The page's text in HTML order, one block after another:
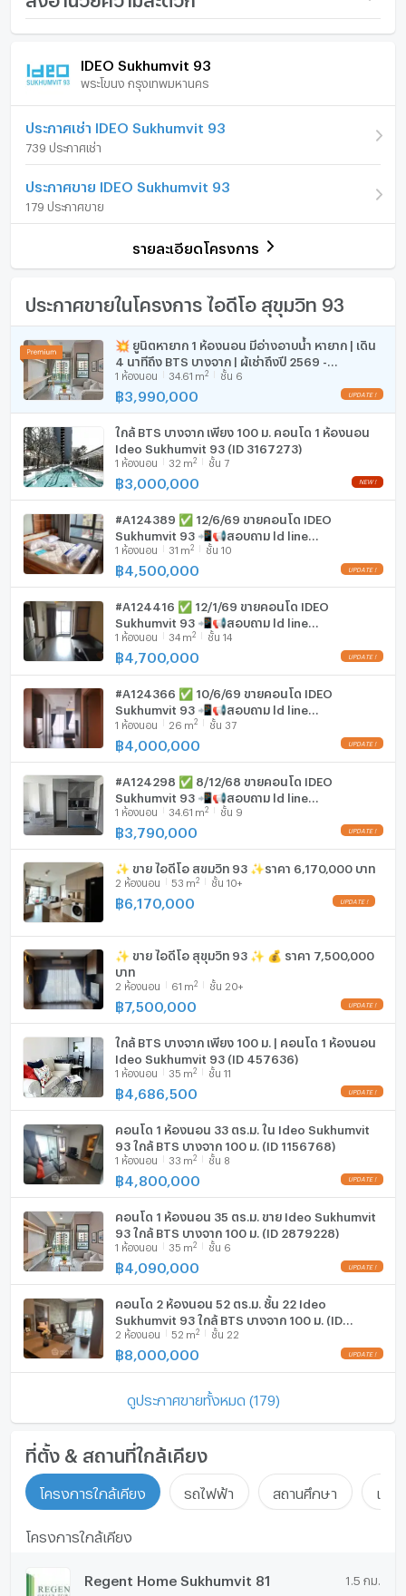
สระว่ายน้ำ
สวน
สนามเด็กเล่น
ยังไม่เจอที่พักที่ถูกใจใช่หรือไม่
ประเทศไทย ทั้งในกรุงเทพฯ ภูเก็ต พัทยา หัวหิน เกาะสมุย
เชียงใหม่ และที่อื่นๆ อีกมากมาย ด้วยบริการจากทีมงานที่เป็น
อสังหาริมทรัพย์ชั้นนำของประเทศไทย และสามารถช่วยจัดหา
ที่พักสำหรับเช่า และขายให้กับคุณได้
ติดต่อเราเลยวันนี้ เพื่อจัดหาอสังหาริมทรัพย์ที่เหมาะสมที่สุด
ให้กับคุณในราคาสุดคุ้ม - โดยที่ไม่มีค่าใช้จ่ายใดๆ
--- PropertyScout ---
รูปแบบห้อง
จำนวนห้องนอน
จำนวนห้องน้ำ
ภายในห้อง ภายในโครงการ
เฟอร์นิเจอร์
โทรศัพท์บ้าน
เครื่องทำน้ำร้อน/น้ำอุ่น
ประตูห้องระบบ digital lock
ตู้เย็น
เครื่องดูดควัน
มีอินเตอร์เน็ตไร้สาย (Wi-Fi) ในห้องพัก
เครื่องซักผ้า
IDEO Sukhumvit 93
พระโขนง กรุงเทพมหานคร
ประกาศเช่า IDEO Sukhumvit 93
739 ประกาศเช่า
ประกาศขาย IDEO Sukhumvit 93
179 ประกาศขาย
รายละเอียดโครงการ
ประกาศขายในโครงการ ไอดีโอ สุขุมวิท 93
💥 ยูนิตหายาก 1 ห้องนอน มีอ่างอาบน้ำ หายาก | เดิน
4 นาทีถึง BTS บางจาก | ผู้เช่าถึงปี 2569 -
U1077246
1 ห้องนอน 34.61 m2 ชั้น 6
฿3,990,000
ใกล้ BTS บางจาก เพียง 100 ม. คอนโด 1 ห้องนอน
Ideo Sukhumvit 93 (ID 3167273)
1 ห้องนอน 32 m2 ชั้น 7
฿3,000,000
#A124389 ✅ 12/6/69 ขายคอนโด IDEO
Sukhumvit 93 📲📢สอบถาม ld line
@condoboy
1 ห้องนอน 31 m2 ชั้น 10
฿ 4,500,000
#A124416 ✅ 12/1/69 ขายคอนโด IDEO
Sukhumvit 93 📲📢สอบถาม ld line
@condoboy
1 ห้องนอน 34 m2 ชั้น 14
฿ 4,700,000
#A124366 ✅ 10/6/69 ขายคอนโด IDEO
Sukhumvit 93 📲📢สอบถาม ld line
@condoboy
1 ห้องนอน 26 m2 ชั้น 37
฿ 4,000,000
#A124298 ✅ 8/12/68 ขายคอนโด IDEO
Sukhumvit 93 📲📢สอบถาม ld line
@condoboy
1 ห้องนอน 34.61 m2 ชั้น 9
฿3,790,000
✨ ขาย ไอดีโอ สุขุมวิท 93 ✨ราคา 6,170,000 บาท
2 ห้องนอน 53 m2 ชั้น 10+
฿6,170,000
✨ ขาย ไอดีโอ สุขุมวิท 93 ✨ 💰 ราคา 7,500,000
บาท
2 ห้องนอน 61 m2 ชั้น 20+
฿7,500,000
ใกล้ BTS บางจาก เพียง 100 ม. | คอนโด 1 ห้องนอน
Ideo Sukhumvit 93 (ID 457636)
1 ห้องนอน 35 m2 ชั้น 11
฿ 4,686,500
คอนโด 1 ห้องนอน 33 ตร.ม. ใน Ideo Sukhumvit
93 ใกล้ BTS บางจาก 100 ม. (ID 1156768)
1 ห้องนอน 33 m2 ชั้น 8
฿ 4,800,000
คอนโด 1 ห้องนอน 35 ตร.ม. ขาย Ideo Sukhumvit
93 ใกล้ BTS บางจาก 100 ม. (ID 2879228)
1 ห้องนอน 35 m2 ชั้น 6
฿ 4,090,000
คอนโด 2 ห้องนอน 52 ตร.ม. ชั้น 22 Ideo
Sukhumvit 93 ใกล้ BTS บางจาก 100 ม. (ID
889800)
2 ห้องนอน 52 m2 ชั้น 22
฿8,000,000
ดูประกาศขายทั้งหมด (179)
ที่ตั้ง & สถานที่ใกล้เคียง
โครงการใกล้เคียง รถไฟฟ้า สถานศึกษา แหล่
โครงการใกล้เคียง
Regent Home Sukhumvit 81 1.5 กม.